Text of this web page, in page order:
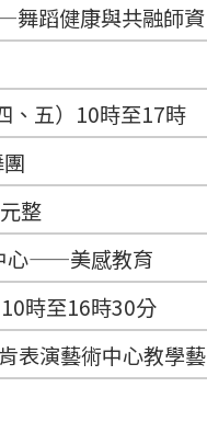
舞蹈健康與共融師資
、五）10時至17時
整
心——美感教育
時至16時30分
表演藝術中心教學藝